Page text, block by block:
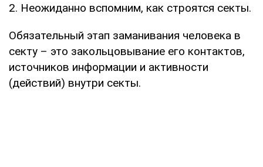
2. Неожиданно вспомним, как строятся секты.
Обязательный этап заманивания человека в
секту – это закольцовывание его контактов,
источников информации и активности
(действий) внутри секты.